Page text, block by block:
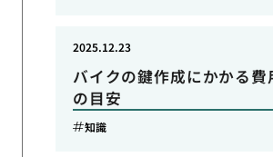
バイクの鍵作成にかかる費
の目安
2025.12.23
知識